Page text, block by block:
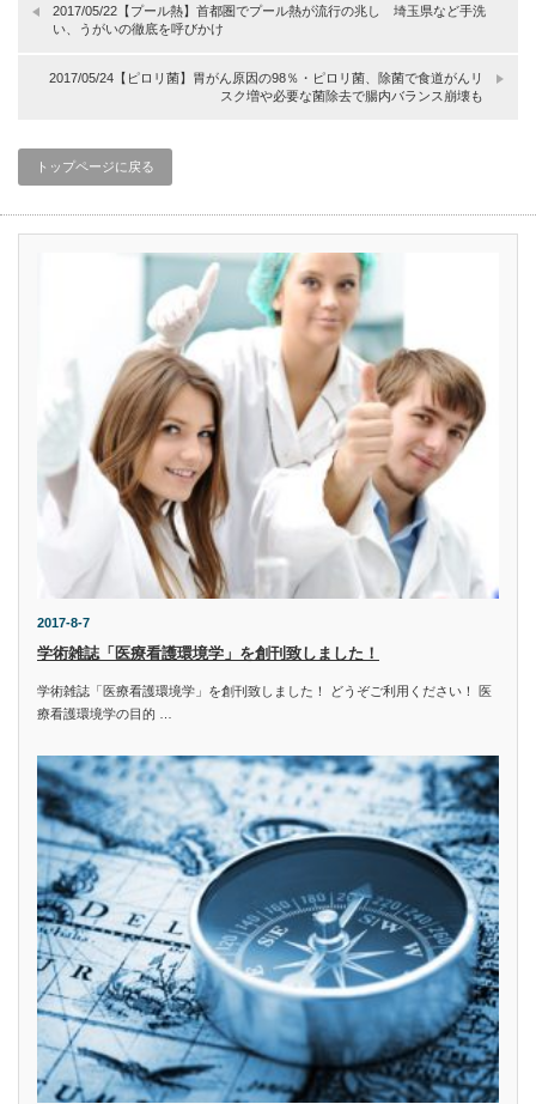
2017/05/22【プール熱】首都圏でプール熱が流行の兆し 埼玉県など手洗
い、うがいの徹底を呼びかけ
2017/05/24【ピロリ菌】胃がん原因の98％・ピロリ菌、除菌で食道がんリ
スク増や必要な菌除去で腸内バランス崩壊も
トップページに戻る
2017-8-7
学術雑誌「医療看護環境学」を創刊致しました！
学術雑誌「医療看護環境学」を創刊致しました！ どうぞご利用ください！ 医
療看護環境学の目的 …